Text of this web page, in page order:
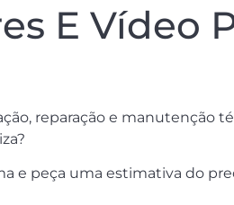
E Vídeo
reparação e manutenção
e peça uma estimativa do